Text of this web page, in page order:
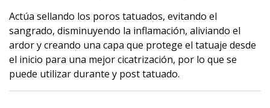
Actúa sellando los poros tatuados, evitando el
sangrado, disminuyendo la inflamación, aliviando el
ardor y creando una capa que protege el tatuaje desde
el inicio para una mejor cicatrización, por lo que se
puede utilizar durante y post tatuado.